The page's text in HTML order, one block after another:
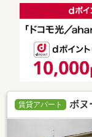
賃貸アパート ボヌ